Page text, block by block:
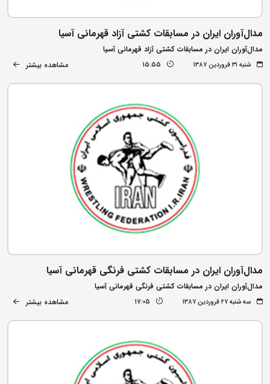
مدال‌آوران ایران در مسابقات کشتی آزاد قهرمانی آسیا
مدال‌آوران ایران در مسابقات کشتی آزاد قهرمانی آسیا
شنبه ۳۱ فروردین ۱۳۸۷ 15:55 مشاهده بیشتر
مدال‌آوران ایران در مسابقات کشتی فرنگی قهرمانی آسیا
مدال‌آوران ایران در مسابقات کشتی فرنگی قهرمانی آسیا
سه شنبه ۲۷ فروردین ۱۳۸۷ 17:05 مشاهده بیشتر